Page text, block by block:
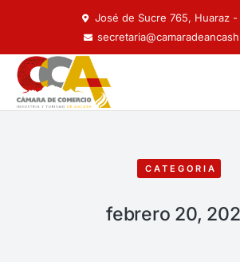
José de Sucre 765, Huaraz -
CATEGORIA
febrero 20,